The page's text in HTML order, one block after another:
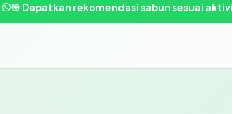
🎯 Dapatkan rekomendasi sabun sesuai